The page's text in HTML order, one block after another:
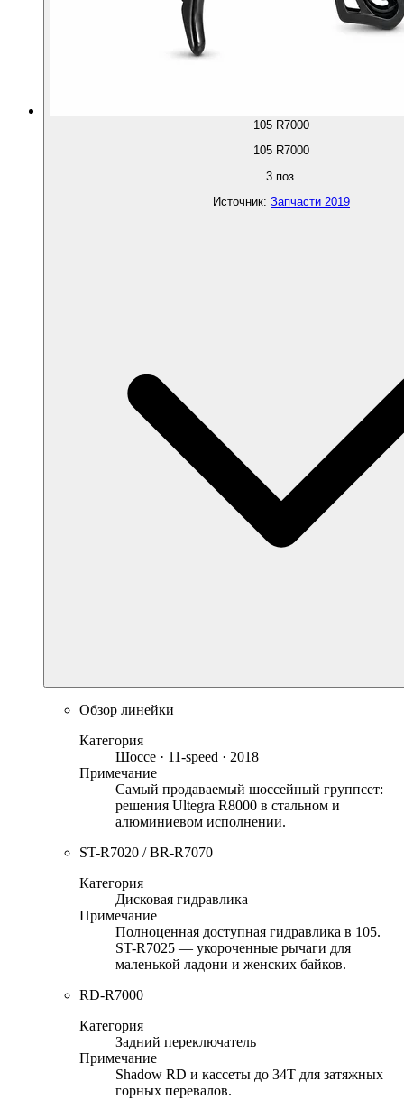
105 R7000
105 R7000
3поз.
Источник: Запчасти 2019
Обзор линейки
Категория
Шоссе · 11-speed · 2018
Примечание
Самый продаваемый шоссейный группсет:
решения Ultegra R8000 в стальном и
алюминиевом исполнении.
ST-R7020 / BR-R7070
Категория
Дисковая гидравлика
Примечание
Полноценная доступная гидравлика в 105.
ST-R7025 — укороченные рычаги для
маленькой ладони и женских байков.
RD-R7000
Категория
Задний переключатель
Примечание
Shadow RD и кассеты до 34T для затяжных
горных перевалов.